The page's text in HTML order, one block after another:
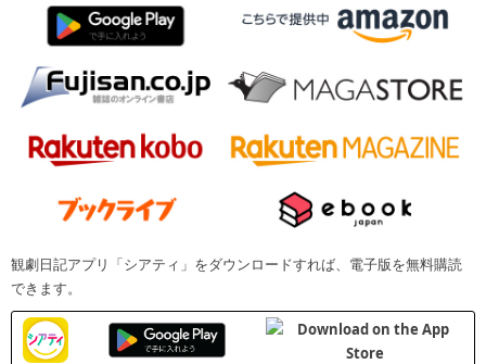
観劇日記アプリ「シアティ」をダウンロードすれば、電子版を無料購読
できます。